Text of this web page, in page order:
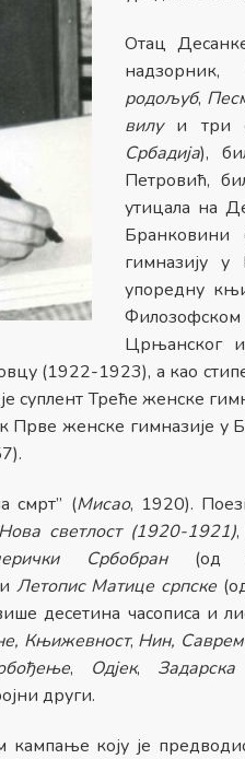
Отац
родољуб,
вилуи три
Србадија),
Петровић,
утицала на
гимназију
упоредну
Црњанског
(1922-1923), а као
је суплент Треће женске
Прве женске гимназије
смрт” (Мисао, 1920).
Нова светлост (1920-1921),
Србобран(од
Летопис Матице српске
десетина часописа и
Књижевност, Нин,
, Одјек, Задарска
други.
кампање коју је